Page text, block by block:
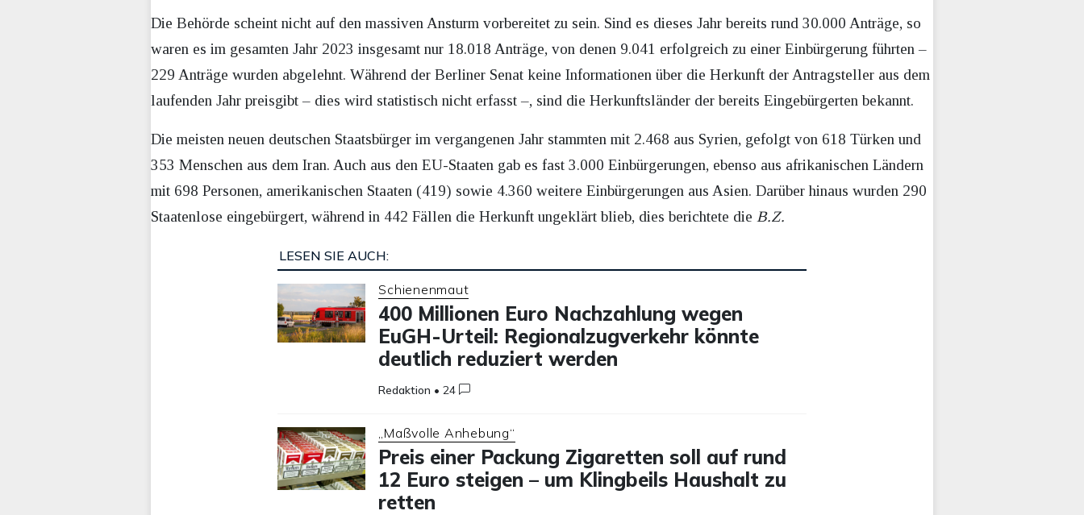
Die Behörde scheint nicht auf den massiven Ansturm vorbereitet zu sein. Sind es dieses Jahr bereits rund 30.000 Anträge, so
waren es im gesamten Jahr 2023 insgesamt nur 18.018 Anträge, von denen 9.041 erfolgreich zu einer Einbürgerung führten –
229 Anträge wurden abgelehnt. Während der Berliner Senat keine Informationen über die Herkunft der Antragsteller aus dem
laufenden Jahr preisgibt – dies wird statistisch nicht erfasst –, sind die Herkunftsländer der bereits Eingebürgerten bekannt.
Die meisten neuen deutschen Staatsbürger im vergangenen Jahr stammten mit 2.468 aus Syrien, gefolgt von 618 Türken und
353 Menschen aus dem Iran. Auch aus den EU-Staaten gab es fast 3.000 Einbürgerungen, ebenso aus afrikanischen Ländern
mit 698 Personen, amerikanischen Staaten (419) sowie 4.360 weitere Einbürgerungen aus Asien. Darüber hinaus wurden 290
Staatenlose eingebürgert, während in 442 Fällen die Herkunft ungeklärt blieb, dies berichtete die B.Z.
LESEN SIE AUCH:
Schienenmaut
400 Millionen Euro Nachzahlung wegen
EuGH-Urteil: Regionalzugverkehr könnte
deutlich reduziert werden
Redaktion •24
„Maßvolle Anhebung“
Preis einer Packung Zigaretten soll auf rund
12 Euro steigen – um Klingbeils Haushalt zu
retten